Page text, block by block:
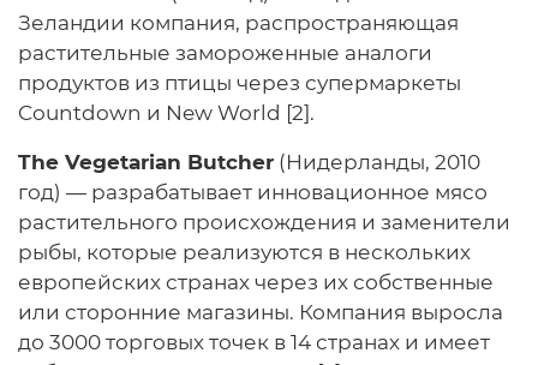
Зеландии компания, распространяющая
растительные замороженные аналоги
продуктов из птицы через супермаркеты
Countdown и New World [2].
The Vegetarian Butcher (Нидерланды, 2010
год) — разрабатывает инновационное мясо
растительного происхождения и заменители
рыбы, которые реализуются в нескольких
европейских странах через их собственные
или сторонние магазины. Компания выросла
до 3000 торговых точек в 14 странах и имеет